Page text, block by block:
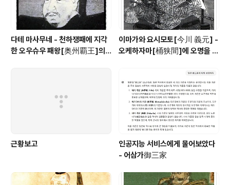
다테 마사무네 - 천하쟁패에 지각
한 오우슈우 패왕[奥州覇王]의 1
이마가와 요시모토[今川 義元] -
오케하자마[桶狭間]에 오명을 남
근황보고
인공지능 서비스에게 물어보았다
- 어삼가御三家